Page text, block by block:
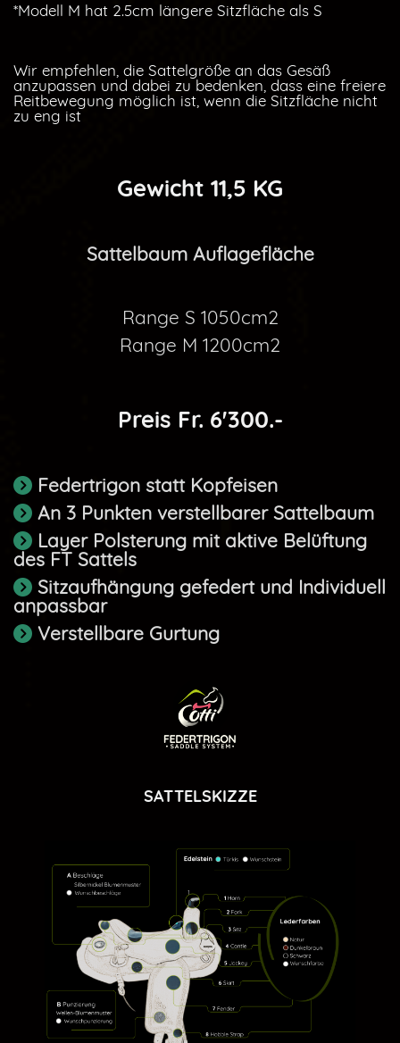
*Modell M hat 2.5cm längere Sitzfläche als S
Wir empfehlen, die Sattelgröße an das Gesäß
anzupassen und dabei zu bedenken, dass eine freiere
Reitbewegung möglich ist, wenn die Sitzfläche nicht
zu eng ist
Gewicht 11,5 KG
Sattelbaum Auflagefläche
Range S 1050cm2
Range M 1200cm2
Preis Fr. 6'300.-
 Federtrigon statt Kopfeisen
 An 3 Punkten verstellbarer Sattelbaum
 Layer Polsterung mit aktive Belüftung
des FT Sattels
 Sitzaufhängung gefedert und Individuell
anpassbar
 Verstellbare Gurtung
SATTELSKIZZE